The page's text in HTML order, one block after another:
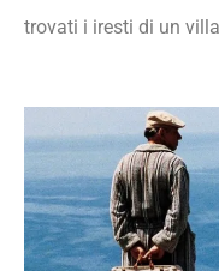
trovati i iresti di un